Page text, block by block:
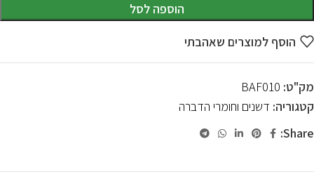
הוספה לסל
הוסף למוצרים שאהבתי
מק"ט: BAF010
קטגוריה: דשנים וחומרי הדברה
Share: